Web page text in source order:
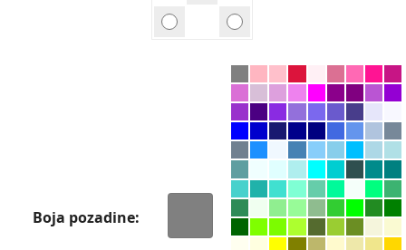
Boja pozadine